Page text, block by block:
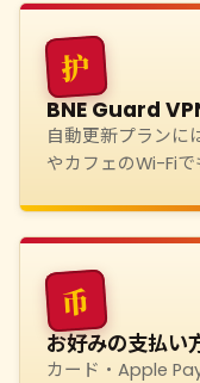
护
BNE Guard
自動更新プランに
やカフェのWi-Fiで
币
お好みの支払い
カード・Apple